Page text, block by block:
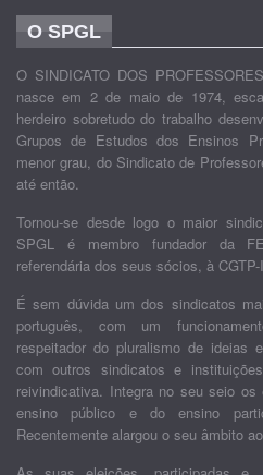
O SPGL
O SINDICATO DOS
nasce em 2 de maio de 1974,
herdeiro sobretudo do trabalho
Grupos de Estudos dos Ensinos
menor grau, do Sindicato de
até então.
Tornou-se desde logo o maior
SPGL é membro fundador da
referendária dos seus sócios, à
É sem dúvida um dos sindicatos
português, com um
respeitador do pluralismo de ideias
com outros sindicatos e
reivindicativa. Integra no seu seio
ensino público e do ensino
Recentemente alargou o seu âmbito